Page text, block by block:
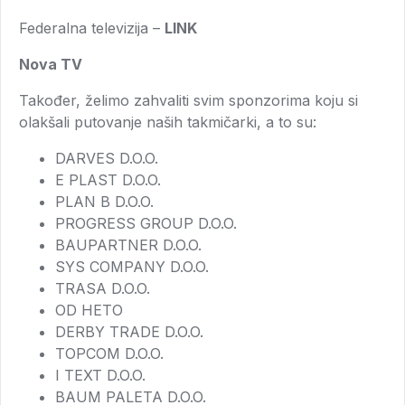
Federalna televizija – LINK
Nova TV
Također, želimo zahvaliti svim sponzorima koju si
olakšali putovanje naših takmičarki, a to su:
DARVES D.O.O.
E PLAST D.O.O.
PLAN B D.O.O.
PROGRESS GROUP D.O.O.
BAUPARTNER D.O.O.
SYS COMPANY D.O.O.
TRASA D.O.O.
OD HETO
DERBY TRADE D.O.O.
TOPCOM D.O.O.
I TEXT D.O.O.
BAUM PALETA D.O.O.